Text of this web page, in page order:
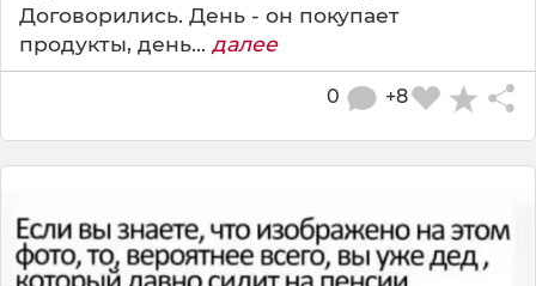
Договорились. День - он покупает
продукты, день... далее
+8
0